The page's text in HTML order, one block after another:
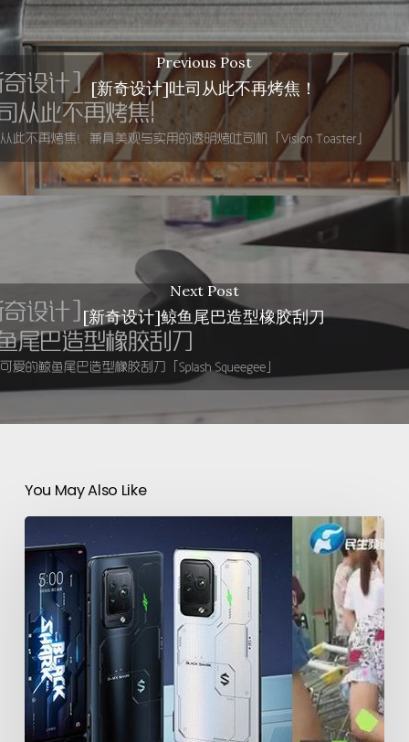
Previous Post
[新奇设计]吐司从此不再烤焦！
Next Post
[新奇设计]鲸鱼尾巴造型橡胶刮刀
You May Also Like